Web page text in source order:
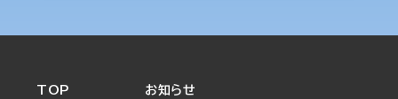
TOP お知らせ